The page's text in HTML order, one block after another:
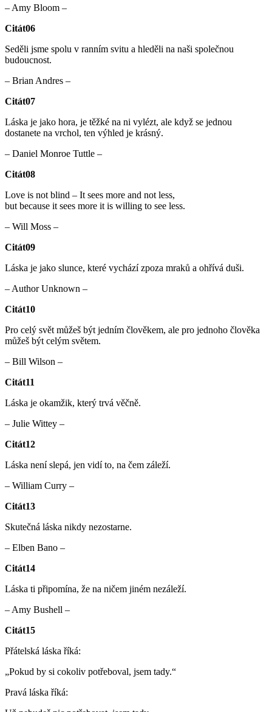
– Amy Bloom –
Citát06
Seděli jsme spolu v ranním svitu a hleděli na naši společnou
budoucnost.
– Brian Andres –
Citát07
Láska je jako hora, je těžké na ni vylézt, ale když se jednou
dostanete na vrchol, ten výhled je krásný.
– Daniel Monroe Tuttle –
Citát08
Love is not blind – It sees more and not less,
but because it sees more it is willing to see less.
– Will Moss –
Citát09
Láska je jako slunce, které vychází zpoza mraků a ohřívá duši.
– Author Unknown –
Citát10
Pro celý svět můžeš být jedním člověkem, ale pro jednoho člověka
můžeš být celým světem.
– Bill Wilson –
Citát11
Láska je okamžik, který trvá věčně.
– Julie Wittey –
Citát12
Láska není slepá, jen vidí to, na čem záleží.
– William Curry –
Citát13
Skutečná láska nikdy nezostarne.
– Elben Bano –
Citát14
Láska ti připomína, že na ničem jiném nezáleží.
– Amy Bushell –
Citát15
Přátelská láska říká:
„Pokud by si cokoliv potřeboval, jsem tady.“
Pravá láska říká: